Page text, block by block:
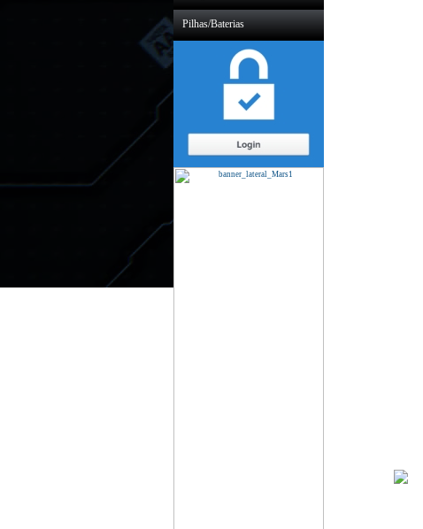
Pilhas/Baterias